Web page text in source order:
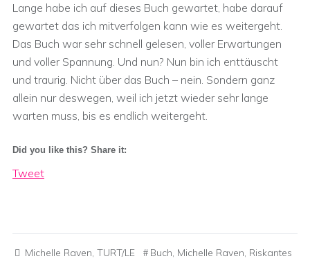
Lange habe ich auf dieses Buch gewartet, habe darauf
gewartet das ich mitverfolgen kann wie es weitergeht.
Das Buch war sehr schnell gelesen, voller Erwartungen
und voller Spannung. Und nun? Nun bin ich enttäuscht
und traurig. Nicht über das Buch – nein. Sondern ganz
allein nur deswegen, weil ich jetzt wieder sehr lange
warten muss, bis es endlich weitergeht.
Did you like this? Share it:
Tweet
Michelle Raven, TURT/LE Buch, Michelle Raven, Riskantes